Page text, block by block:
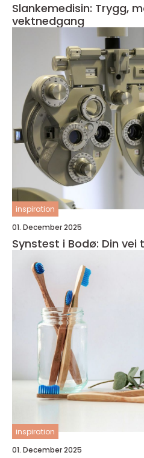
Slankemedisin: Trygg,
vektnedgang
inspiration
01. December 2025
Synstest i Bodø: Din vei
inspiration
01. December 2025